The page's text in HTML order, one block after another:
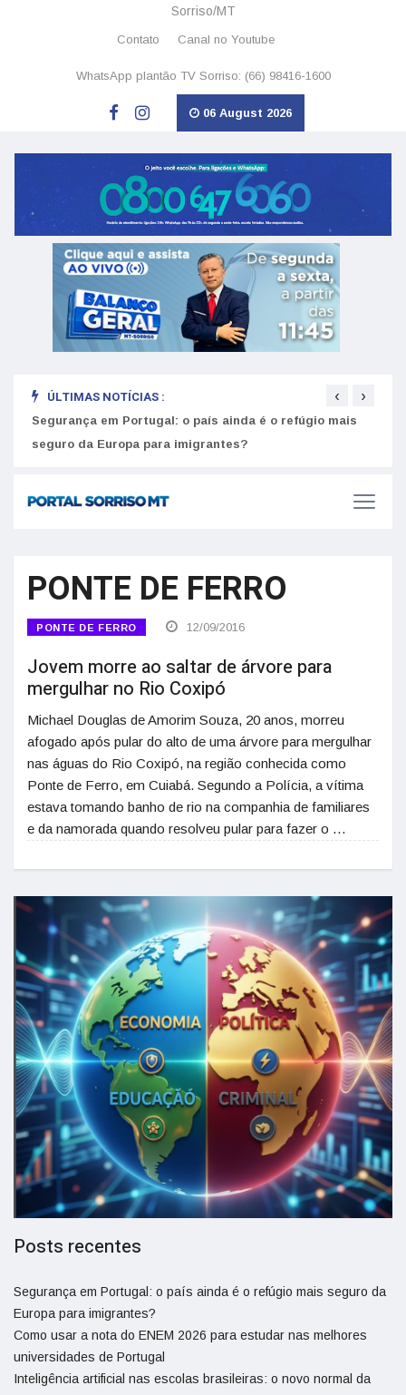
Sorriso/MT
Contato Canal no Youtube
WhatsApp plantão TV Sorriso: (66) 98416-1600
06 August 2026
ÚLTIMAS NOTÍCIAS :
Segurança em Portugal: o país ainda é o refúgio mais
seguro da Europa para imigrantes?
‹ ›
PONTE DE FERRO
PONTE DE FERRO 12/09/2016
Jovem morre ao saltar de árvore para
mergulhar no Rio Coxipó
Michael Douglas de Amorim Souza, 20 anos, morreu
afogado após pular do alto de uma árvore para mergulhar
nas águas do Rio Coxipó, na região conhecida como
Ponte de Ferro, em Cuiabá. Segundo a Polícia, a vítima
estava tomando banho de rio na companhia de familiares
e da namorada quando resolveu pular para fazer o …
Posts recentes
Segurança em Portugal: o país ainda é o refúgio mais seguro da
Europa para imigrantes?
Como usar a nota do ENEM 2026 para estudar nas melhores
universidades de Portugal
Inteligência artificial nas escolas brasileiras: o novo normal da